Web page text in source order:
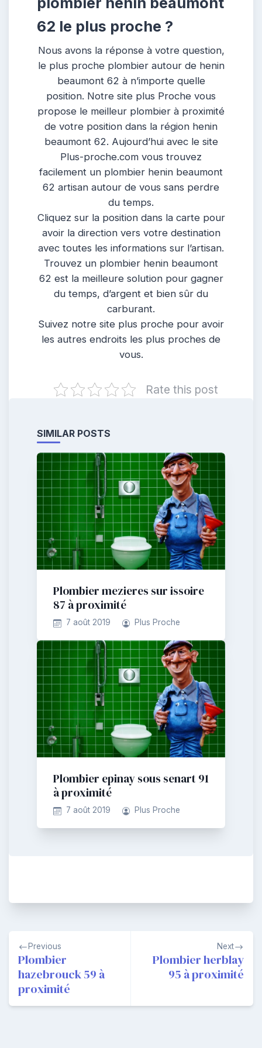
62 le plus proche ?
Nous avons la réponse à votre question,
le plus proche plombier autour de henin
beaumont 62 à n’importe quelle
position. Notre site plus Proche vous
propose le meilleur plombier à proximité
de votre position dans la région henin
beaumont 62. Aujourd’hui avec le site
Plus-proche.com vous trouvez
facilement un plombier henin beaumont
62 artisan autour de vous sans perdre
du temps.
Cliquez sur la position dans la carte pour
avoir la direction vers votre destination
avec toutes les informations sur l’artisan.
Trouvez un plombier henin beaumont
62 est la meilleure solution pour gagner
du temps, d’argent et bien sûr du
carburant.
Suivez notre site plus proche pour avoir
les autres endroits les plus proches de
vous.
Rate this post
SIMILAR POSTS
Plombier mezieres sur issoire
87 à proximité
7 août 2019 Plus Proche
Plombier epinay sous senart 91
à proximité
7 août 2019 Plus Proche
Navigation
de
l’article
Previous
Plombier
hazebrouck 59 à
proximité
Next
Plombier herblay
95 à proximité